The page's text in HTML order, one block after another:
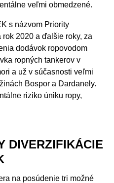
veľmi obmedzené.
s názvom Priority
2020 a ďalšie roky, za
dodávok ropovodom
ropných tankerov v
a už v súčasnosti veľmi
Bospor a Dardanely.
riziko úniku ropy,
DIVERZIFIKÁCIE
na posúdenie tri možné